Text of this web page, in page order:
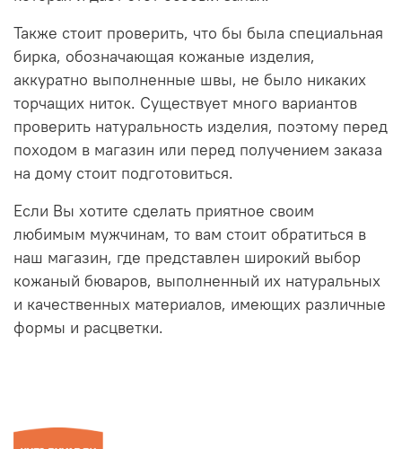
Также стоит проверить, что бы была специальная
бирка, обозначающая кожаные изделия,
аккуратно выполненные швы, не было никаких
торчащих ниток. Существует много вариантов
проверить натуральность изделия, поэтому перед
походом в магазин или перед получением заказа
на дому стоит подготовиться.
Если Вы хотите сделать приятное своим
любимым мужчинам, то вам стоит обратиться в
наш магазин, где представлен широкий выбор
кожаный бюваров, выполненный их натуральных
и качественных материалов, имеющих различные
формы и расцветки.